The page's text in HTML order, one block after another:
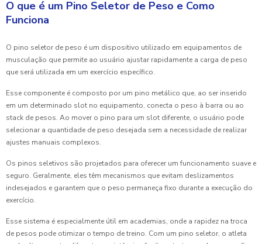
O que é um Pino Seletor de Peso e Como
Funciona
O pino seletor de peso é um dispositivo utilizado em equipamentos de
musculação que permite ao usuário ajustar rapidamente a carga de peso
que será utilizada em um exercício específico.
Esse componente é composto por um pino metálico que, ao ser inserido
em um determinado slot no equipamento, conecta o peso à barra ou ao
stack de pesos. Ao mover o pino para um slot diferente, o usuário pode
selecionar a quantidade de peso desejada sem a necessidade de realizar
ajustes manuais complexos.
Os pinos seletivos são projetados para oferecer um funcionamento suave e
seguro. Geralmente, eles têm mecanismos que evitam deslizamentos
indesejados e garantem que o peso permaneça fixo durante a execução do
exercício.
Esse sistema é especialmente útil em academias, onde a rapidez na troca
de pesos pode otimizar o tempo de treino. Com um pino seletor, o atleta